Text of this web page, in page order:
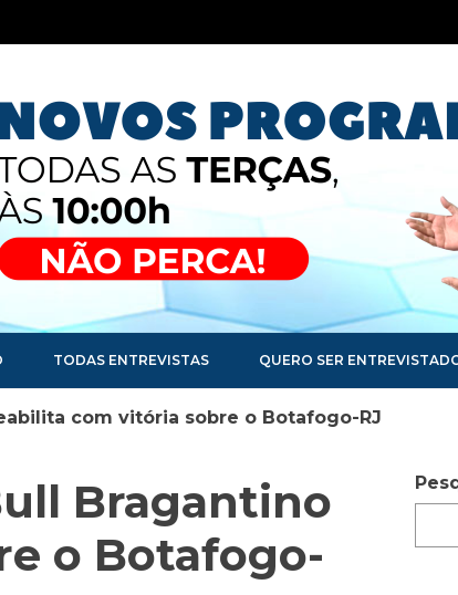
TODAS ENTREVISTAS QUERO SER
com vitória sobre o Botafogo-RJ
Bragantino
o Botafogo-